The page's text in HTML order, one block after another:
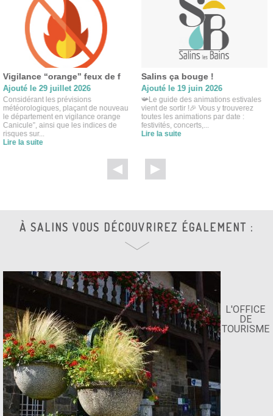
Vigilance “orange” feux de f
Ajouté le 29 juillet 2026
Considérant les prévisions
météorologiques, plaçant de nouveau
le département en vigilance orange
Canicule”, ainsi que les indices de
risques sur...
Lire la suite
Salins ça bouge !
Ajouté le 19 juin 2026
📯Le guide des animations estivales
vient de sortir !🎉 Vous y trouverez
toutes les animations par date :
festivités, concerts,...
Lire la suite
À SALINS VOUS DÉCOUVRIREZ ÉGALEMENT :
L'OFFICE
DE
TOURISME